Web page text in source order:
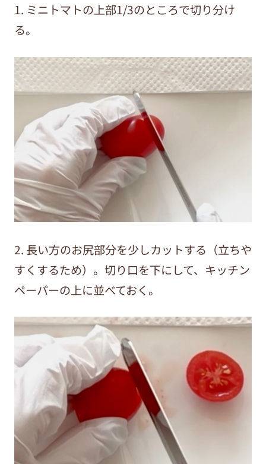
1. ミニトマトの上部1/3のところで切り分け
る。
2. 長い方のお尻部分を少しカットする（立ちや
すくするため）。切り口を下にして、キッチン
ペーパーの上に並べておく。